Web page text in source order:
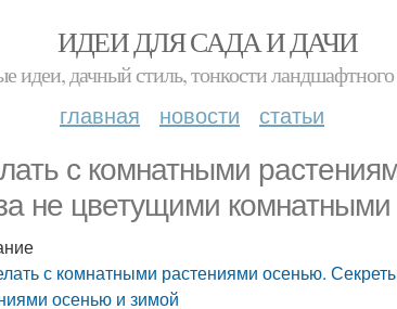
ИДЕИ ДЛЯ САДА И ДАЧИ
идеи, дачный стиль, тонкости
главная новости статьи
с комнатными
не цветущими
с комнатными растениями осенью.
осенью и зимой